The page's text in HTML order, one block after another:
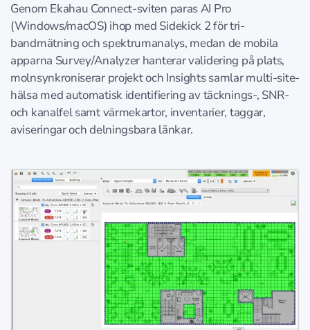
Genom Ekahau Connect-sviten paras AI Pro
(Windows/macOS) ihop med Sidekick 2 för tri-
bandmätning och spektrumanalys, medan de mobila
apparna Survey/Analyzer hanterar validering på plats,
molnsynkroniserar projekt och Insights samlar multi‑site-
hälsa med automatisk identifiering av täcknings-, SNR-
och kanalfel samt värmekartor, inventarier, taggar,
aviseringar och delningsbara länkar.